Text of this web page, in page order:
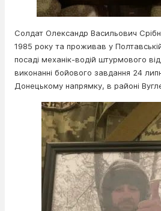
Солдат Олександр Васильович
1985 року та проживав у
посаді механік-водій штурмового
виконанні бойового завдання 24
Донецькому напрямку, в районі